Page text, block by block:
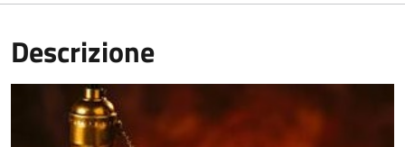
Descrizione